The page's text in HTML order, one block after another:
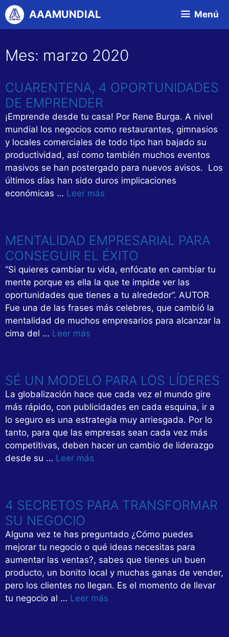
Saltar
al
contenido
AAAMUNDIAL Menú
Mes: marzo 2020
CUARENTENA, 4 OPORTUNIDADES
DE EMPRENDER
¡Emprende desde tu casa! Por Rene Burga. A nivel
mundial los negocios como restaurantes, gimnasios
y locales comerciales de todo tipo han bajado su
productividad, así como también muchos eventos
masivos se han postergado para nuevos avisos. Los
últimos días han sido duros implicaciones
económicas … Leer más
MENTALIDAD EMPRESARIAL PARA
CONSEGUIR EL ÉXITO
“Si quieres cambiar tu vida, enfócate en cambiar tu
mente porque es ella la que te impide ver las
oportunidades que tienes a tu alrededor”. AUTOR
Fue una de las frases más celebres, que cambió la
mentalidad de muchos empresarios para alcanzar la
cima del … Leer más
SÉ UN MODELO PARA LOS LÍDERES
La globalización hace que cada vez el mundo gire
más rápido, con publicidades en cada esquina, ir a
lo seguro es una estrategia muy arriesgada. Por lo
tanto, para que las empresas sean cada vez más
competitivas, deben hacer un cambio de liderazgo
desde su … Leer más
4 SECRETOS PARA TRANSFORMAR
SU NEGOCIO
Alguna vez te has preguntado ¿Cómo puedes
mejorar tu negocio o qué ideas necesitas para
aumentar las ventas?, sabes que tienes un buen
producto, un bonito local y muchas ganas de vender,
pero los clientes no llegan. Es el momento de llevar
tu negocio al … Leer más